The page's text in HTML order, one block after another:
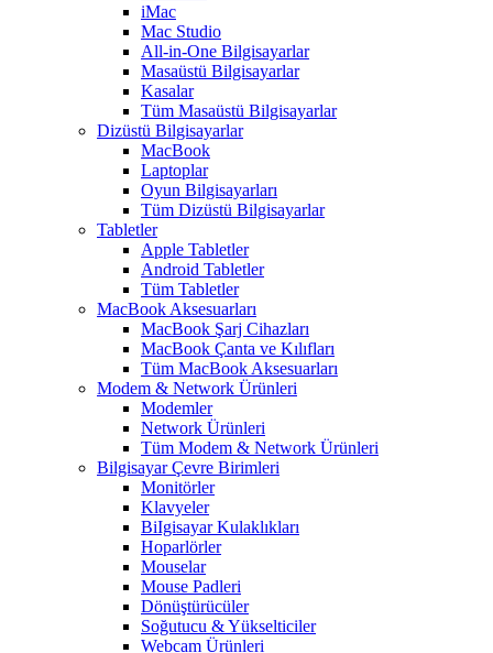
iMac
Mac Studio
All-in-One Bilgisayarlar
Masaüstü Bilgisayarlar
Kasalar
Tüm Masaüstü Bilgisayarlar
Dizüstü Bilgisayarlar
MacBook
Laptoplar
Oyun Bilgisayarları
Tüm Dizüstü Bilgisayarlar
Tabletler
Apple Tabletler
Android Tabletler
Tüm Tabletler
MacBook Aksesuarları
MacBook Şarj Cihazları
MacBook Çanta ve Kılıfları
Tüm MacBook Aksesuarları
Modem & Network Ürünleri
Modemler
Network Ürünleri
Tüm Modem & Network Ürünleri
Bilgisayar Çevre Birimleri
Monitörler
Klavyeler
BiIgisayar Kulaklıkları
Hoparlörler
Mouselar
Mouse Padleri
Dönüştürücüler
Soğutucu & Yükselticiler
Webcam Ürünleri